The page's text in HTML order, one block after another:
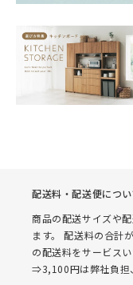
配送料・配送便につ
商品の配送サイズや
ます。 配送料の合計
の配送料をサービス
⇒3,100円は弊社負担